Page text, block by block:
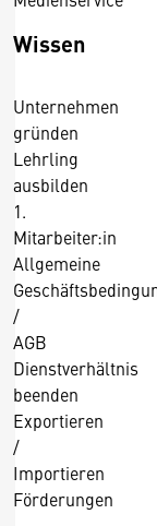
Wissen
Unternehmen
gründen
Lehrling
ausbilden
1.
Mitarbeiter:in
Allgemeine
/
AGB
Dienstverhältnis
beenden
Exportieren
/
Importieren
Förderungen